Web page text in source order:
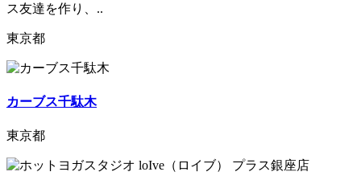
ス友達を作り、..
東京都
カーブス千駄木
東京都